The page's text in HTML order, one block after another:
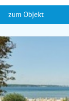
zum Objekt